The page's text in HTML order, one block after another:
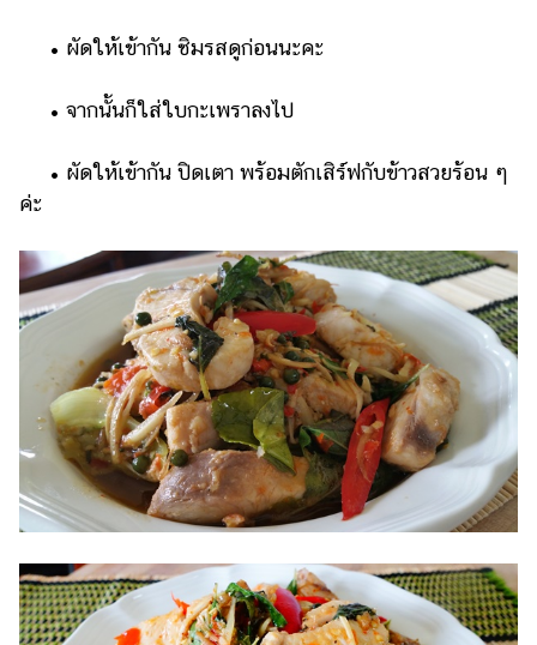
• ผัดให้เข้ากัน ชิมรสดูก่อนนะคะ
• จากนั้นก็ใส่ใบกะเพราลงไป
• ผัดให้เข้ากัน ปิดเตา พร้อมตักเสิร์ฟกับข้าวสวยร้อน ๆ
ค่ะ